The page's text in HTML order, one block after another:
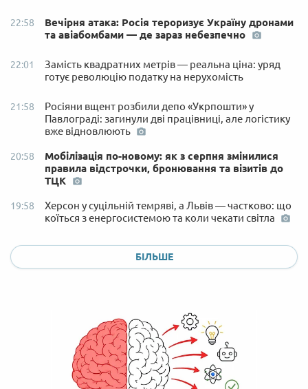
22:58
Вечірня атака: Росія тероризує Україну дронами
та авіабомбами — де зараз небезпечно
22:01
Замість квадратних метрів — реальна ціна: уряд
готує революцію податку на нерухомість
21:58
Росіяни вщент розбили депо «Укрпошти» у
Павлограді: загинули дві працівниці, але логістику
вже відновлюють
20:58
Мобілізація по-новому: як з серпня змінилися
правила відстрочки, бронювання та візитів до
ТЦК
19:58
Херсон у суцільній темряві, а Львів — частково: що
коїться з енергосистемою та коли чекати світла
БІЛЬШЕ